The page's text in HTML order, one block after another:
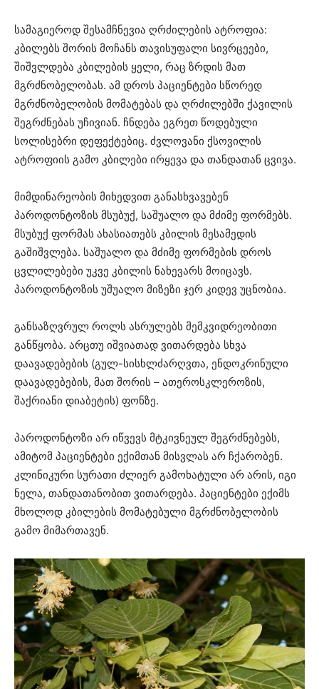
სამაგიეროდ შესამჩნევია ღრძილების ატროფია:
კბილებს შორის მოჩანს თავისუფალი სივრცეები,
შიშვლდება კბილების ყელი, რაც ზრდის მათ
მგრძნობელობას. ამ დროს პაციენტები სწორედ
მგრძნობელობის მომატებას და ღრძილებში ქავილის
შეგრძნებას უჩივიან. ჩნდება ეგრეთ წოდებული
სოლისებრი დეფექტებიც. ძვლოვანი ქსოვილის
ატროფიის გამო კბილები ირყევა და თანდათან ცვივა.
მიმდინარეობის მიხედვით განასხვავებენ
პაროდონტოზის მსუბუქ, საშუალო და მძიმე ფორმებს.
მსუბუქ ფორმას ახასიათებს კბილის მესამედის
გაშიშვლება. საშუალო და მძიმე ფორმების დროს
ცვლილებები უკვე კბილის ნახევარს მოიცავს.
პაროდონტოზის უშუალო მიზეზი ჯერ კიდევ უცნობია.
განსაზღვრულ როლს ასრულებს მემკვიდრეობითი
განწყობა. არცთუ იშვიათად ვითარდება სხვა
დაავადებების (გულ-სისხლძარღვთა, ენდოკრინული
დაავადებების, მათ შორის – ათეროსკლეროზის,
შაქრიანი დიაბეტის) ფონზე.
პაროდონტოზი არ იწვევს მტკივნეულ შეგრძნებებს,
ამიტომ პაციენტები ექიმთან მისვლას არ ჩქარობენ.
კლინიკური სურათი ძლიერ გამოხატული არ არის, იგი
ნელა, თანდათანობით ვითარდება. პაციენტები ექიმს
მხოლოდ კბილების მომატებული მგრძნობელობის
გამო მიმართავენ.